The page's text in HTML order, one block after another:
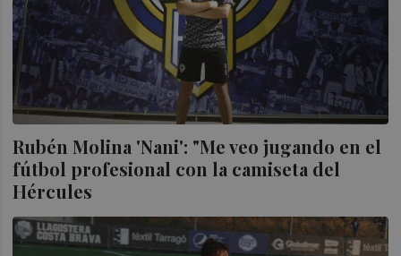
Rubén Molina 'Nani': "Me veo jugando en el
fútbol profesional con la camiseta del
Hércules